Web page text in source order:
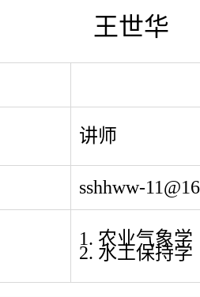
王世华
讲师
sshhww-
1. 农业气象学
2. 水土保持学